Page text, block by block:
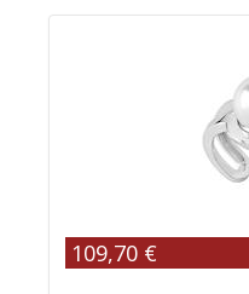
109,70 €